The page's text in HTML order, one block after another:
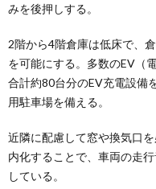
みを後押しする。
2階から4階倉庫は低床で、
を可能にする。多数のEV（
合計約80台分のEV充電設備
用駐車場を備える。
近隣に配慮して窓や換気口
内化することで、車両の走
している。